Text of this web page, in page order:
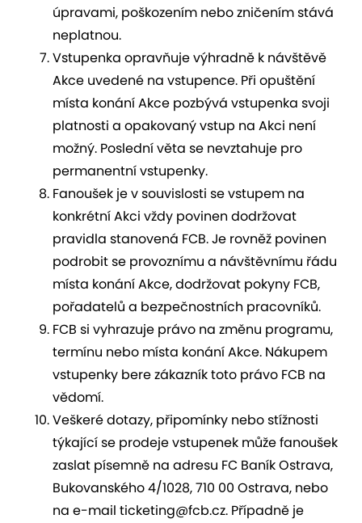
úpravami, poškozením nebo zničením stává
neplatnou.
Vstupenka opravňuje výhradně k návštěvě
Akce uvedené na vstupence. Při opuštění
místa konání Akce pozbývá vstupenka svoji
platnosti a opakovaný vstup na Akci není
možný. Poslední věta se nevztahuje pro
permanentní vstupenky.
Fanoušek je v souvislosti se vstupem na
konkrétní Akci vždy povinen dodržovat
pravidla stanovená FCB. Je rovněž povinen
podrobit se provoznímu a návštěvnímu řádu
místa konání Akce, dodržovat pokyny FCB,
pořadatelů a bezpečnostních pracovníků.
FCB si vyhrazuje právo na změnu programu,
termínu nebo místa konání Akce. Nákupem
vstupenky bere zákazník toto právo FCB na
vědomí.
Veškeré dotazy, připomínky nebo stížnosti
týkající se prodeje vstupenek může fanoušek
zaslat písemně na adresu FC Baník Ostrava,
Bukovanského 4/1028, 710 00 Ostrava, nebo
na e-mail ticketing@fcb.cz. Případně je